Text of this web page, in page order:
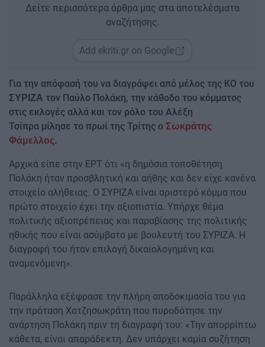
Δείτε περισσότερα άρθρα μας στα αποτελέσματα
αναζήτησης.
Add ekriti.gr on Google
Για την απόφασή του να διαγράψει από μέλος της ΚΟ του
ΣΥΡΙΖΑ τον Παύλο Πολάκη, την κάθοδο του κόμματος
στις εκλογές αλλά και τον ρόλο του Αλέξη
Τσίπρα μίλησε το πρωί της Τρίτης ο Σωκράτης
Φάμελλος.
Αρχικά είπε στην ΕΡΤ ότι «η δημόσια τοποθέτηση
Πολάκη ήταν προσβλητική και αήθης και δεν είχε κανένα
στοιχείο αλήθειας. Ο ΣΥΡΙΖΑ είναι αριστερό κόμμα που
πρώτο στοιχείο έχει την αξιοπιστία. Υπήρχε θέμα
πολιτικής αξιοπρέπειας και παραβίασης της πολιτικής
ηθικής που είναι ασύμβατο με βουλευτή του ΣΥΡΙΖΑ. Η
διαγραφή του ήταν επιλογή δικαιολογημένη και
αναμενόμενη».
Παράλληλα εξέφρασε την πλήρη αποδοκιμασία του για
την πρόταση Χατζησωκράτη που πυροδότησε την
ανάρτηση Πολάκη πριν τη διαγραφή του: «Την απορρίπτω
κάθετα, είναι απαράδεκτη. Δεν υπάρχει καμία συζήτηση